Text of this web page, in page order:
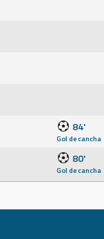
84'
Gol de cancha
80'
Gol de cancha